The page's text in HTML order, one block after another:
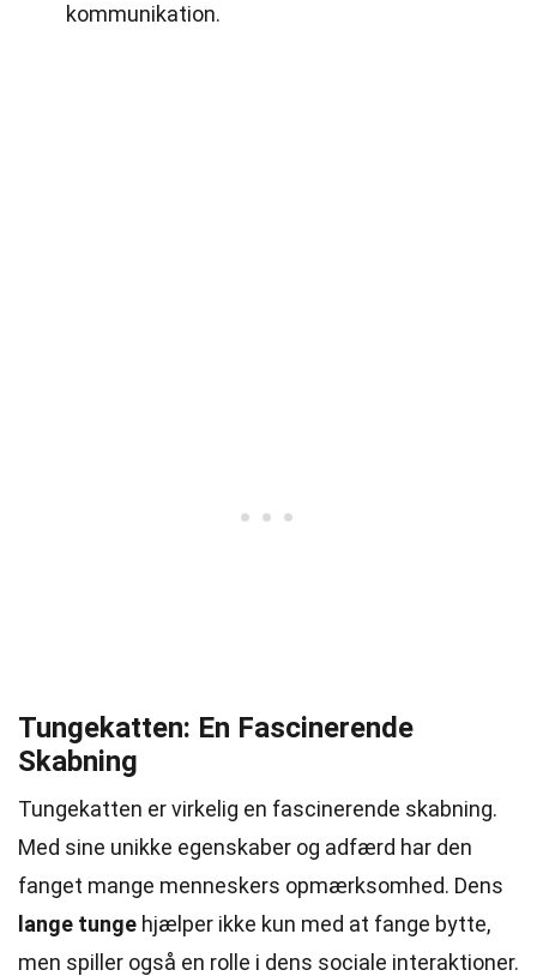
kommunikation.
Tungekatten: En Fascinerende
Skabning
Tungekatten er virkelig en fascinerende skabning.
Med sine unikke egenskaber og adfærd har den
fanget mange menneskers opmærksomhed. Dens
lange tunge hjælper ikke kun med at fange bytte,
men spiller også en rolle i dens sociale interaktioner.